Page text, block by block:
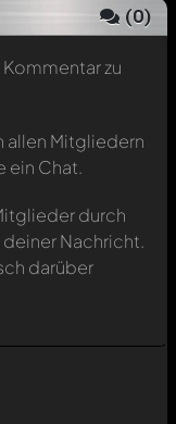
(0)
zu
allen Mitgliedern
ein Chat.
durch
deiner Nachricht.
darüber